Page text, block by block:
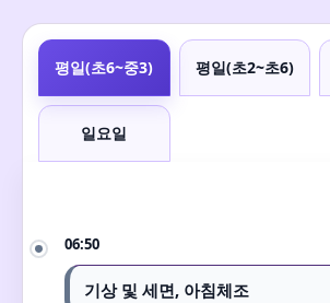
평일(초6~중3) 평일(초2~초6)
일요일
06:50
기상 및 세면, 아침체조